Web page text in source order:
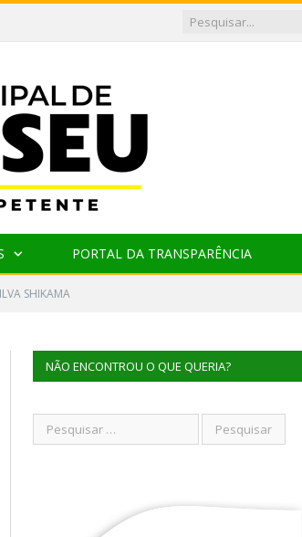
PORTAL DA TRANSPARÊNCIA
SHIKAMA
NÃO ENCONTROU O QUE QUERIA?